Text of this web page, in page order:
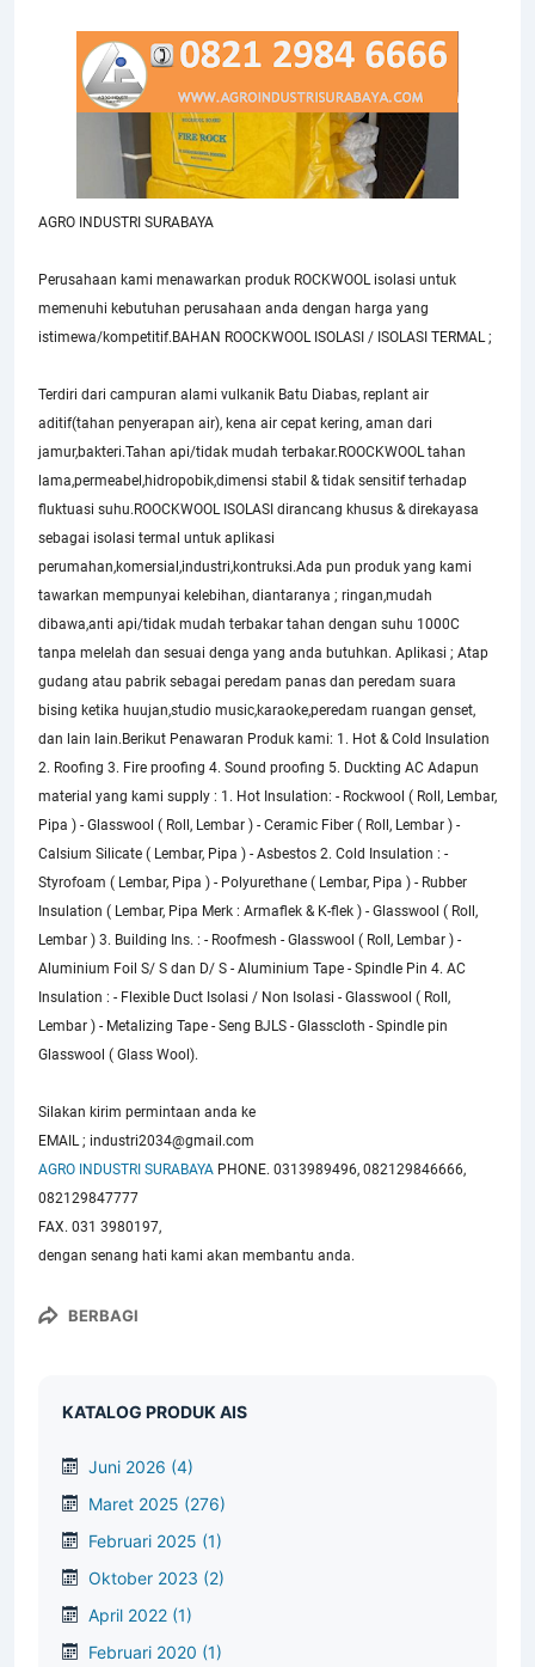
AGRO INDUSTRI SURABAYA
Perusahaan kami menawarkan produk ROCKWOOL isolasi untuk
memenuhi kebutuhan perusahaan anda dengan harga yang
istimewa/kompetitif.BAHAN ROOCKWOOL ISOLASI / ISOLASI TERMAL ;
Terdiri dari campuran alami vulkanik Batu Diabas, replant air
aditif(tahan penyerapan air), kena air cepat kering, aman dari
jamur,bakteri.Tahan api/tidak mudah terbakar.ROOCKWOOL tahan
lama,permeabel,hidropobik,dimensi stabil & tidak sensitif terhadap
fluktuasi suhu.ROOCKWOOL ISOLASI dirancang khusus & direkayasa
sebagai isolasi termal untuk aplikasi
perumahan,komersial,industri,kontruksi.Ada pun produk yang kami
tawarkan mempunyai kelebihan, diantaranya ; ringan,mudah
dibawa,anti api/tidak mudah terbakar tahan dengan suhu 1000C
tanpa melelah dan sesuai denga yang anda butuhkan. Aplikasi ; Atap
gudang atau pabrik sebagai peredam panas dan peredam suara
bising ketika huujan,studio music,karaoke,peredam ruangan genset,
dan lain lain.Berikut Penawaran Produk kami: 1. Hot & Cold Insulation
2. Roofing 3. Fire proofing 4. Sound proofing 5. Duckting AC Adapun
material yang kami supply : 1. Hot Insulation: - Rockwool ( Roll, Lembar,
Pipa ) - Glasswool ( Roll, Lembar ) - Ceramic Fiber ( Roll, Lembar ) -
Calsium Silicate ( Lembar, Pipa ) - Asbestos 2. Cold Insulation : -
Styrofoam ( Lembar, Pipa ) - Polyurethane ( Lembar, Pipa ) - Rubber
Insulation ( Lembar, Pipa Merk : Armaflek & K-flek ) - Glasswool ( Roll,
Lembar ) 3. Building Ins. : - Roofmesh - Glasswool ( Roll, Lembar ) -
Aluminium Foil S/ S dan D/ S - Aluminium Tape - Spindle Pin 4. AC
Insulation : - Flexible Duct Isolasi / Non Isolasi - Glasswool ( Roll,
Lembar ) - Metalizing Tape - Seng BJLS - Glasscloth - Spindle pin
Glasswool ( Glass Wool).
Silakan kirim permintaan anda ke
EMAIL ; industri2034@gmail.com
AGRO INDUSTRI SURABAYA PHONE. 0313989496, 082129846666,
082129847777
FAX. 031 3980197,
dengan senang hati kami akan membantu anda.
BERBAGI
KATALOG PRODUK AIS
Juni 2026 (4)
Maret 2025 (276)
Februari 2025 (1)
Oktober 2023 (2)
April 2022 (1)
Februari 2020 (1)